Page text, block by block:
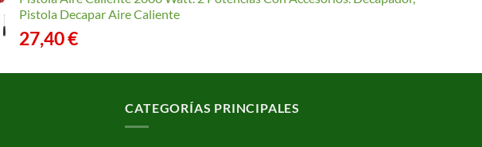
Pistola Decapar Aire Caliente
27,40€
CATEGORÍAS PRINCIPALES